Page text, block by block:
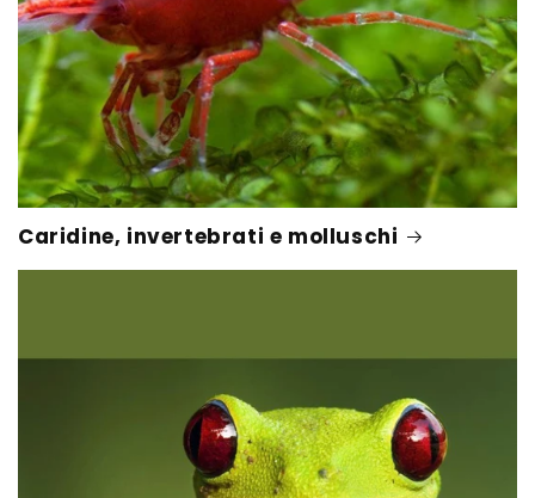
Caridine, invertebrati e molluschi